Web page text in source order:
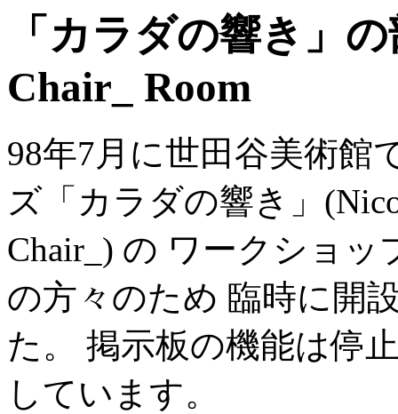
「カラダの響き」
Chair_ Room
98年7月に世田谷美術館
ズ「カラダの響き」
Chair_) の ワークショ
の方々のため 臨時に開
た。 掲示板の機能は停
しています。